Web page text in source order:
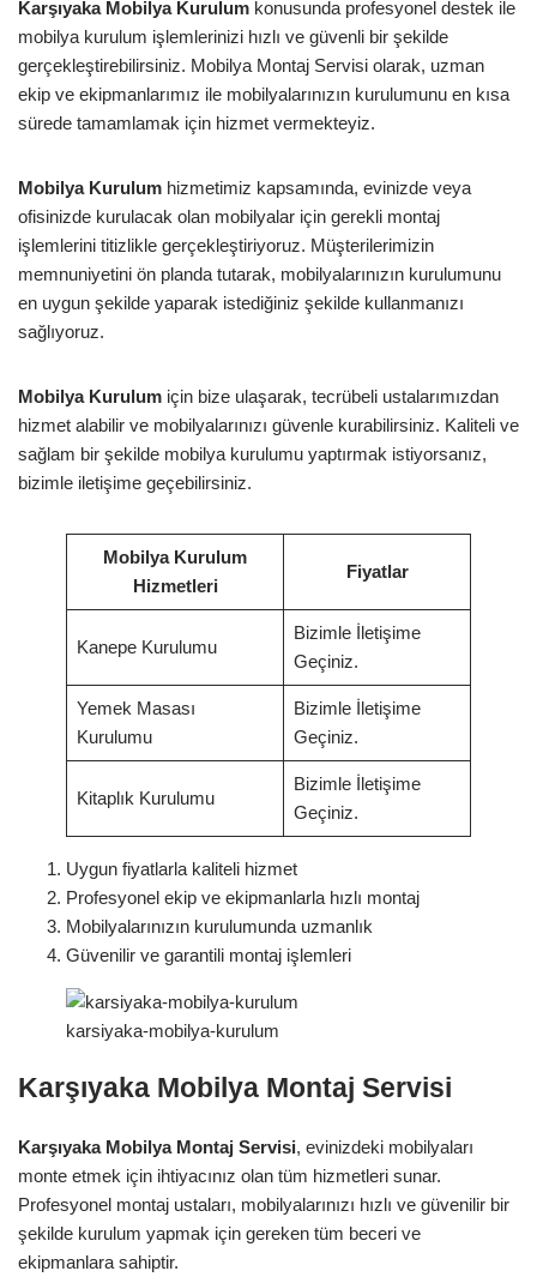
Karşıyaka Mobilya Kurulum konusunda profesyonel destek ile
mobilya kurulum işlemlerinizi hızlı ve güvenli bir şekilde
gerçekleştirebilirsiniz. Mobilya Montaj Servisi olarak, uzman
ekip ve ekipmanlarımız ile mobilyalarınızın kurulumunu en kısa
sürede tamamlamak için hizmet vermekteyiz.
Mobilya Kurulum hizmetimiz kapsamında, evinizde veya
ofisinizde kurulacak olan mobilyalar için gerekli montaj
işlemlerini titizlikle gerçekleştiriyoruz. Müşterilerimizin
memnuniyetini ön planda tutarak, mobilyalarınızın kurulumunu
en uygun şekilde yaparak istediğiniz şekilde kullanmanızı
sağlıyoruz.
Mobilya Kurulum için bize ulaşarak, tecrübeli ustalarımızdan
hizmet alabilir ve mobilyalarınızı güvenle kurabilirsiniz. Kaliteli ve
sağlam bir şekilde mobilya kurulumu yaptırmak istiyorsanız,
bizimle iletişime geçebilirsiniz.
Mobilya Kurulum
Hizmetleri
Fiyatlar
Kanepe Kurulumu
Bizimle İletişime
Geçiniz.
Yemek Masası
Kurulumu
Bizimle İletişime
Geçiniz.
Kitaplık Kurulumu
Bizimle İletişime
Geçiniz.
Uygun fiyatlarla kaliteli hizmet
Profesyonel ekip ve ekipmanlarla hızlı montaj
Mobilyalarınızın kurulumunda uzmanlık
Güvenilir ve garantili montaj işlemleri
karsiyaka-mobilya-kurulum
Karşıyaka Mobilya Montaj Servisi
Karşıyaka Mobilya Montaj Servisi, evinizdeki mobilyaları
monte etmek için ihtiyacınız olan tüm hizmetleri sunar.
Profesyonel montaj ustaları, mobilyalarınızı hızlı ve güvenilir bir
şekilde kurulum yapmak için gereken tüm beceri ve
ekipmanlara sahiptir.